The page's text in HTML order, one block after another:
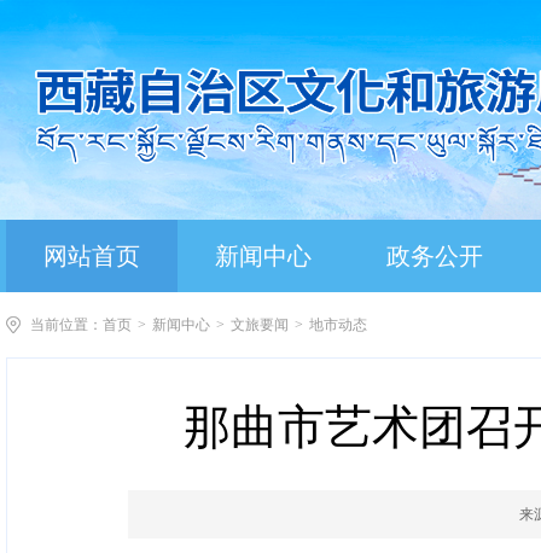
网站首页 新闻中心 政务公开
当前位置： 首页 > 新闻中心 > 文旅要闻 > 地市动态
那曲市艺术团召
来